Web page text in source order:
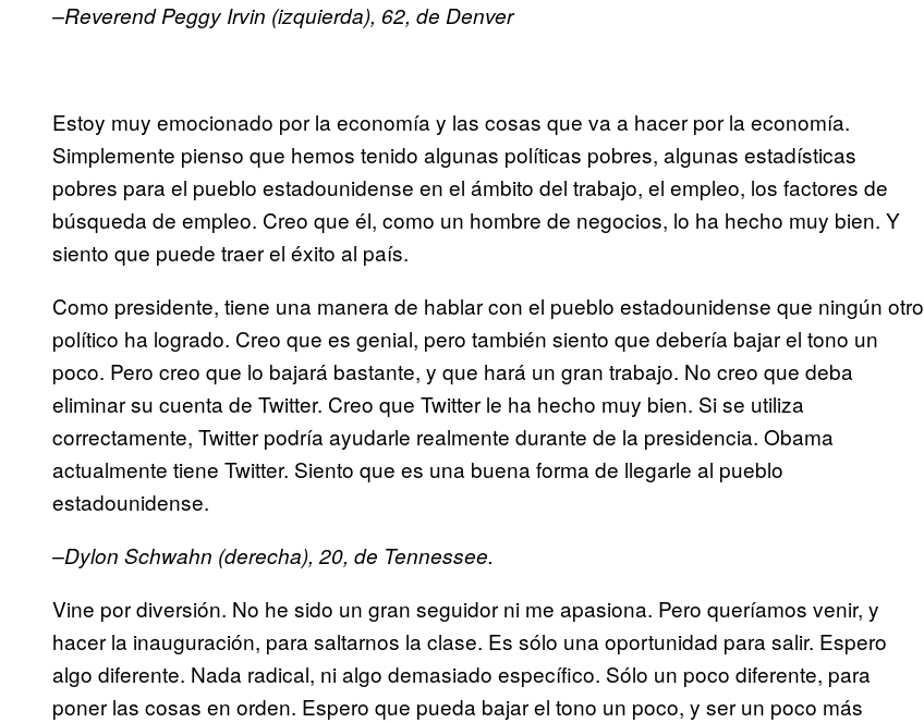
–Reverend Peggy Irvin (izquierda), 62, de Denver
Estoy muy emocionado por la economía y las cosas que va a hacer por la economía.
Simplemente pienso que hemos tenido algunas políticas pobres, algunas estadísticas
pobres para el pueblo estadounidense en el ámbito del trabajo, el empleo, los factores de
búsqueda de empleo. Creo que él, como un hombre de negocios, lo ha hecho muy bien. Y
siento que puede traer el éxito al país.
Como presidente, tiene una manera de hablar con el pueblo estadounidense que ningún otro
político ha logrado. Creo que es genial, pero también siento que debería bajar el tono un
poco. Pero creo que lo bajará bastante, y que hará un gran trabajo. No creo que deba
eliminar su cuenta de Twitter. Creo que Twitter le ha hecho muy bien. Si se utiliza
correctamente, Twitter podría ayudarle realmente durante de la presidencia. Obama
actualmente tiene Twitter. Siento que es una buena forma de llegarle al pueblo
estadounidense.
–Dylon Schwahn (derecha), 20, de Tennessee.
Vine por diversión. No he sido un gran seguidor ni me apasiona. Pero queríamos venir, y
hacer la inauguración, para saltarnos la clase. Es sólo una oportunidad para salir. Espero
algo diferente. Nada radical, ni algo demasiado específico. Sólo un poco diferente, para
poner las cosas en orden. Espero que pueda bajar el tono un poco, y ser un poco más